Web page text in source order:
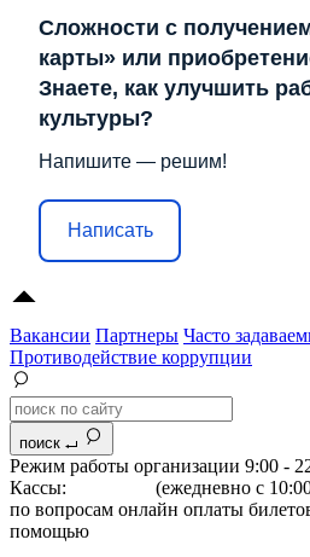
Сложности с
карты» или
Знаете, как улучшить
культуры?
Напишите — решим!
Написать
Вакансии Партнеры Часто
Противодействие коррупции
поиск
Режим работы организации 9:00 -
Кассы:
(ежедневно с
по вопросам онлайн оплаты
помощью